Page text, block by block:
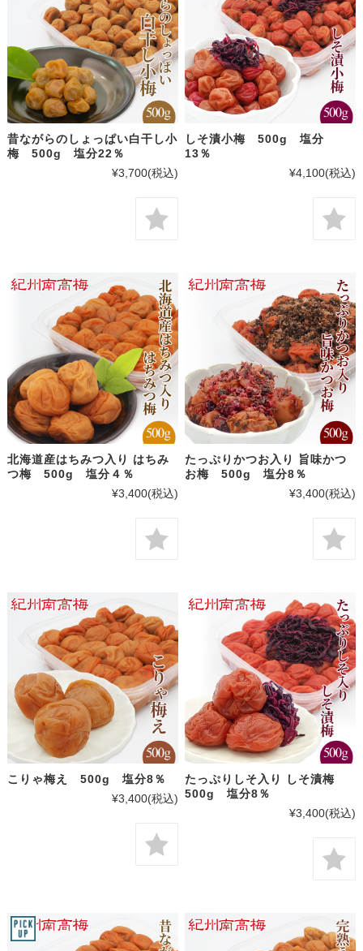
昔ながらのしょっぱい白干し小
梅 500g 塩分22％
¥3,700(税込)
しそ漬小梅 500g 塩分
13％
¥4,100(税込)
北海道産はちみつ入り はちみ
つ梅 500g 塩分４％
¥3,400(税込)
たっぷりかつお入り 旨味かつ
お梅 500g 塩分8％
¥3,400(税込)
こりゃ梅え 500g 塩分8％
¥3,400(税込)
たっぷりしそ入り しそ漬梅
500g 塩分8％
¥3,400(税込)